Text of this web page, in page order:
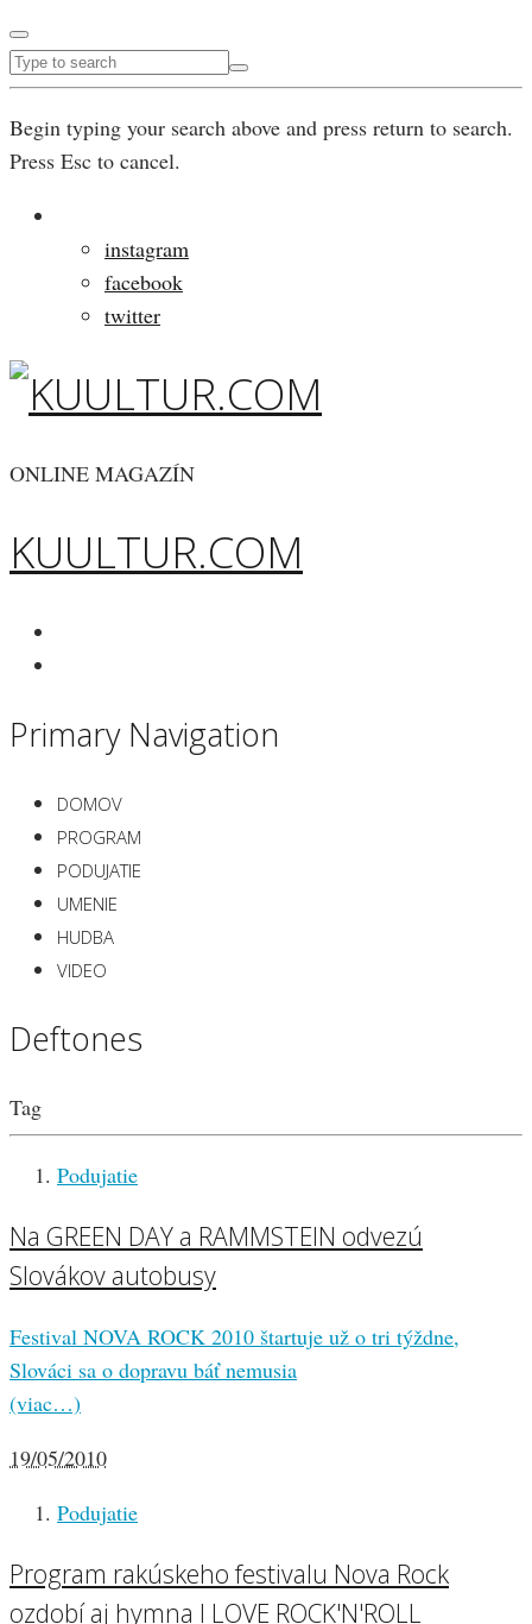
Begin typing your search above and press return to search.
Press Esc to cancel.
instagram
facebook
twitter
ONLINE MAGAZÍN
KUULTUR.COM
Primary Navigation
DOMOV
PROGRAM
PODUJATIE
UMENIE
HUDBA
VIDEO
Deftones
Tag
Podujatie
Na GREEN DAY a RAMMSTEIN odvezú
Slovákov autobusy
Festival NOVA ROCK 2010 štartuje už o tri týždne,
Slováci sa o dopravu báť nemusia
(viac…)
19/05/2010
Podujatie
Program rakúskeho festivalu Nova Rock
ozdobí aj hymna I LOVE ROCK'N'ROLL